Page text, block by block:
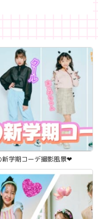
新学期コーデ撮影風景‪‪❤︎‬